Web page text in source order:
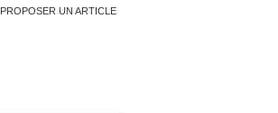
PROPOSER UN ARTICLE